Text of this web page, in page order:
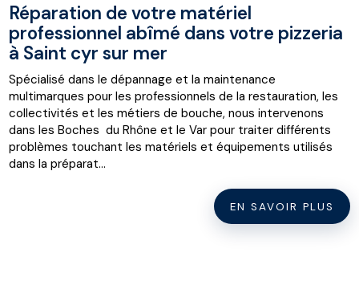
Réparation de votre matériel
professionnel abîmé dans votre pizzeria
à Saint cyr sur mer
Spécialisé dans le dépannage et la maintenance
multimarques pour les professionnels de la restauration, les
collectivités et les métiers de bouche, nous intervenons
dans les Boches du Rhône et le Var pour traiter différents
problèmes touchant les matériels et équipements utilisés
dans la préparat...
EN SAVOIR PLUS